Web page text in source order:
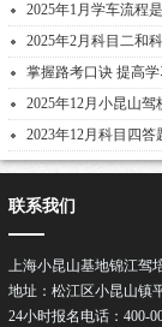
2025年1月学车流程
2025年2月科目二和
掌握路考口诀 提高
2025年12月小昆山
2023年12月科目四
联系我们
上海小昆山基地锦江驾
地址：松江区小昆山镇
24小时报名电话：400-